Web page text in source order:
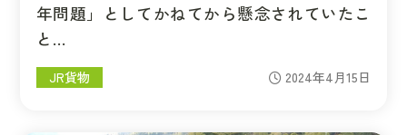
年問題」としてかねてから懸念されていたこ
と…
JR貨物 2024年4月15日